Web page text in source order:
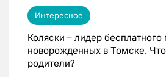
Интересное
Коляски – лидер бесплатного
новорожденных в Томске.
родители?